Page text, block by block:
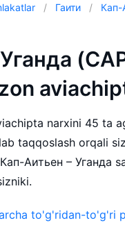
Гаити Кап-
narxini 45 ta
taqqoslash orqali
Аитьен – Уганда
to'g'ridan-to'g'ri